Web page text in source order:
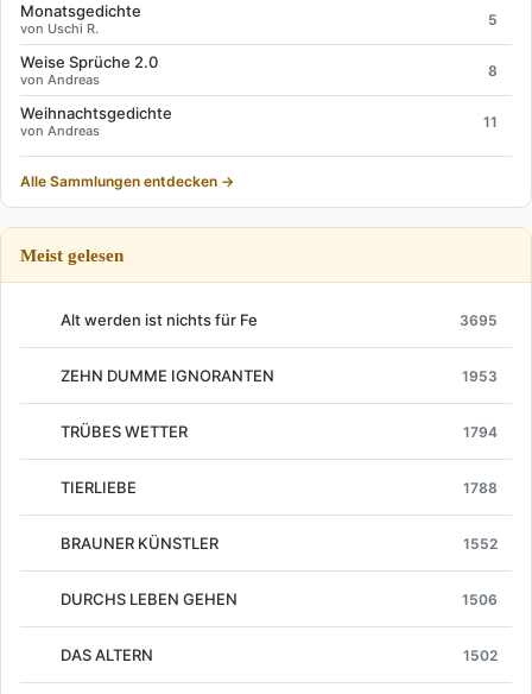
Monatsgedichte
von Uschi R.
5
Weise Sprüche 2.0
von Andreas
8
Weihnachtsgedichte
von Andreas
11
Alle Sammlungen entdecken →
Meist gelesen
Alt werden ist nichts für Fe 3695
ZEHN DUMME IGNORANTEN 1953
TRÜBES WETTER 1794
TIERLIEBE 1788
BRAUNER KÜNSTLER 1552
DURCHS LEBEN GEHEN 1506
DAS ALTERN 1502